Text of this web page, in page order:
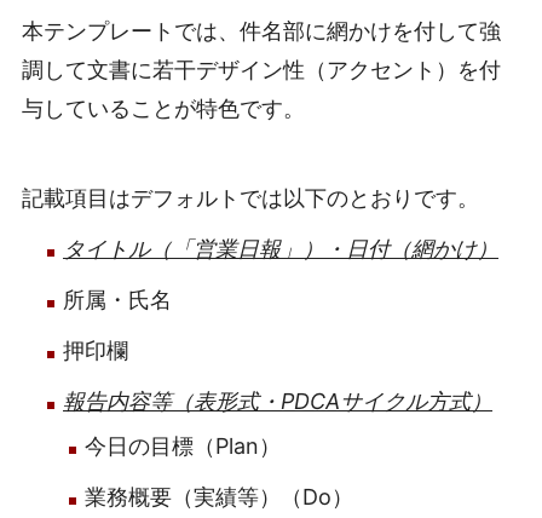
本テンプレートでは、件名部に網かけを付して強
調して文書に若干デザイン性（アクセント）を付
与していることが特色です。
記載項目はデフォルトでは以下のとおりです。
タイトル（「営業日報」）・日付（網かけ）
所属・氏名
押印欄
報告内容等（表形式・PDCAサイクル方式）
今日の目標（Plan）
業務概要（実績等）（Do）